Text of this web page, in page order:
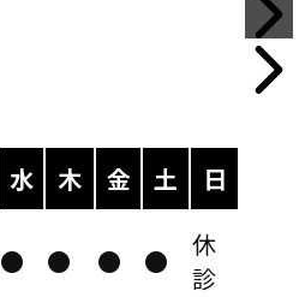
水 木 金 土
日
● ● ● ●
休
診